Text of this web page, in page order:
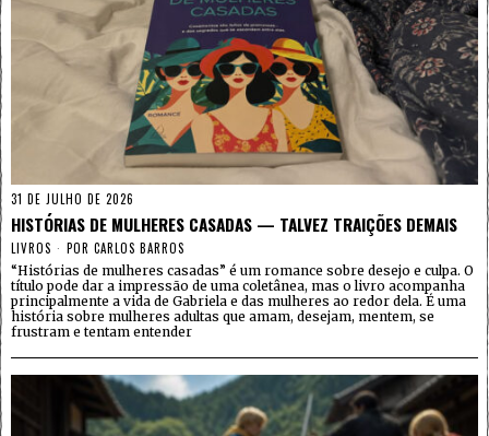
31 DE JULHO DE 2026
HISTÓRIAS DE MULHERES CASADAS — TALVEZ TRAIÇÕES DEMAIS
LIVROS POR CARLOS BARROS
“Histórias de mulheres casadas” é um romance sobre desejo e culpa. O
título pode dar a impressão de uma coletânea, mas o livro acompanha
principalmente a vida de Gabriela e das mulheres ao redor dela. É uma
história sobre mulheres adultas que amam, desejam, mentem, se
frustram e tentam entender